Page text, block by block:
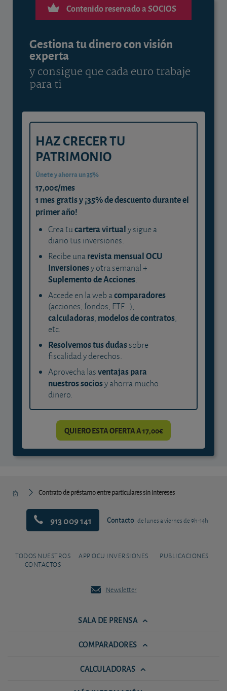
Contenido reservado a SOCIOS
Gestiona tu dinero con visión
experta
y consigue que cada euro trabaje
para ti
HAZ CRECER TU
PATRIMONIO
Únete y ahorra un 35%
17,00€/mes
1 mes gratis y ¡35% de descuento durante el
primer año!
Crea tucartera virtualy sigue a
diario tus inversiones.
Recibe unarevista mensual OCU
Inversionesy otra semanal +
Suplemento de Acciones.
Accede en la web acomparadores
(acciones, fondos, ETF...),
calculadoras, modelos de contratos,
etc.
Resolvemos tus dudassobre
fiscalidad y derechos.
Aprovecha lasventajas para
nuestros sociosy ahorra mucho
dinero.
QUIERO ESTA OFERTA A 17,00€
Contrato de préstamo entre particulares sin intereses
913 009 141 Contacto de lunes a viernes de 9h-14h
TODOS NUESTROS
CONTACTOS
APP OCU INVERSIONES PUBLICACIONES
Newsletter
SALA DE PRENSA
COMPARADORES
CALCULADORAS